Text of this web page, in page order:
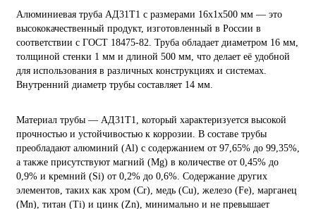
Алюминиевая труба АД31Т1 с размерами 16х1х500 мм — это
высококачественный продукт, изготовленный в России в
соответствии с ГОСТ 18475-82. Труба обладает диаметром 16 мм,
толщиной стенки 1 мм и длиной 500 мм, что делает её удобной
для использования в различных конструкциях и системах.
Внутренний диаметр трубы составляет 14 мм.
Материал трубы — АД31Т1, который характеризуется высокой
прочностью и устойчивостью к коррозии. В составе трубы
преобладают алюминий (Al) с содержанием от 97,65% до 99,35%,
а также присутствуют магний (Mg) в количестве от 0,45% до
0,9% и кремний (Si) от 0,2% до 0,6%. Содержание других
элементов, таких как хром (Cr), медь (Cu), железо (Fe), марганец
(Mn), титан (Ti) и цинк (Zn), минимально и не превышает